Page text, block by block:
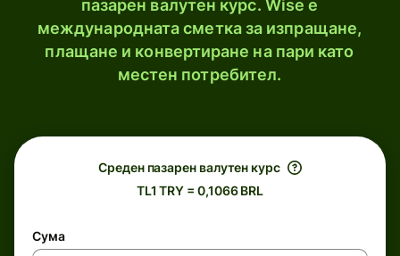
пазарен валутен курс. Wise е
международната сметка за изпращане,
плащане и конвертиране на пари като
местен потребител.
Среден пазарен валутен курс
TL1 TRY = 0,1066 BRL
Сума